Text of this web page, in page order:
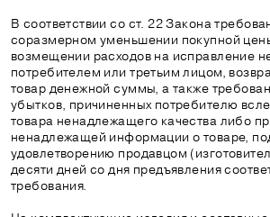
В соответствии со ст. 22 Закона
соразмерном уменьшении покупной
возмещении расходов на исправление
потребителем или третьим лицом,
товар денежной суммы, а также
убытков, причиненных потребителю
товара ненадлежащего качества либо
ненадлежащей информации о товаре,
удовлетворению продавцом
десяти дней со дня предъявления
требования.